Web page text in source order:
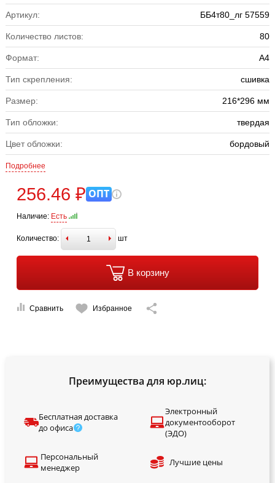
Артикул: ББ4т80_лг 57559
Количество листов: 80
Формат: А4
Тип скрепления: сшивка
Размер: 216*296 мм
Тип обложки: твердая
Цвет обложки: бордовый
Подробнее
256.46 ₽ ОПТ
Наличие: Есть
Количество: шт
В корзину
Сравнить Избранное
Преимущества для юр.лиц:
Бесплатная доставка
до офиса
Электронный
документооборот
(ЭДО)
Персональный
менеджер
Лучшие цены